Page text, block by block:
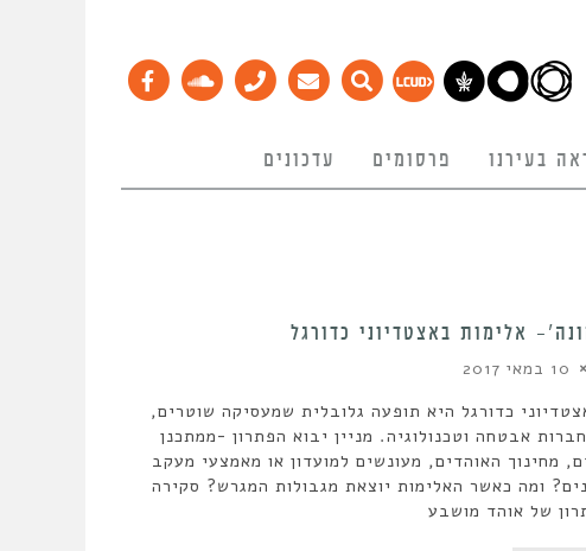
בעירנו פרסומים עדכונים
אלימות באצטדיוני כדורגל
10 במאי 2017
כדורגל היא תופעה גלובלית שמעסיקה שוטרים,
אבטחה וטכנולוגיה. מניין יבוא הפתרון -ממתכנן
מחינוך האוהדים, מעונשים למועדון או מאמצעי מעקב
ומה כאשר האלימות יוצאת מגבולות המגרש? סקירה
של אוהד מושבע